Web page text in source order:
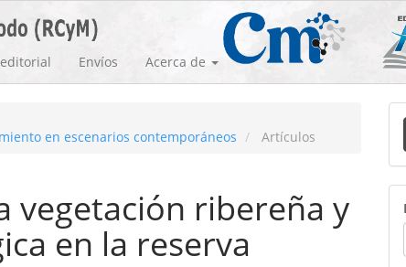
Envíos Acerca de
en escenarios contemporáneos
Artículos
vegetación ribereña y
en la reserva